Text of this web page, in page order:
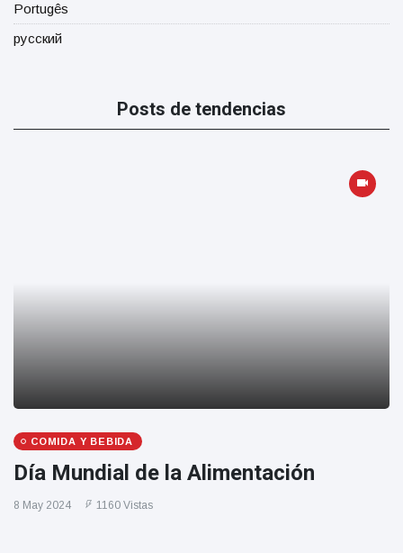
Portugês
русский
Posts de tendencias
COMIDA Y BEBIDA
Día Mundial de la Alimentación
8 May 2024 1160 Vistas